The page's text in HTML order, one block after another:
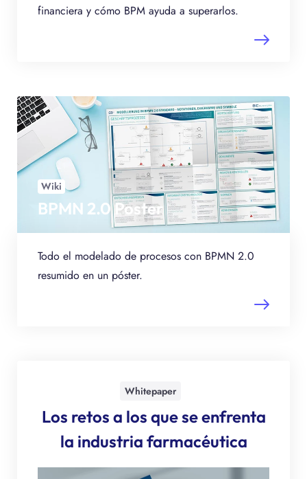
financiera y cómo BPM ayuda a superarlos.
Wiki
BPMN 2.0 Poster
Todo el modelado de procesos con BPMN 2.0
resumido en un póster.
Whitepaper
Los retos a los que se enfrenta
la industria farmacéutica